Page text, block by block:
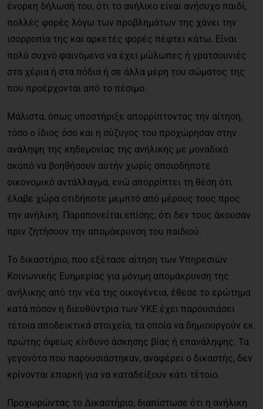
ένορκη δήλωσή του, ότι το ανήλικο είναι ανήσυχο παιδί,
πολλές φορές λόγω των προβλημάτων της χάνει την
ισορροπία της και αρκετές φορές πέφτει κάτω. Είναι
πολύ συχνό φαινόμενο να έχει μώλωπες ή γρατσουνιές
στα χέρια ή στα πόδια ή σε άλλα μέρη του σώματος της
που προέρχονται από το πέσιμο.
Μάλιστα, όπως υποστήριξε απορρίπτοντας την αίτηση,
τόσο ο ίδιος όσο και η σύζυγος του προχώρησαν στην
ανάληψη της κηδεμονίας της ανήλικης με μοναδικό
σκοπό να βοηθήσουν αυτήν χωρίς οποιοδήποτε
οικονομικό αντάλλαγμα, ενώ απορρίπτει τη θέση ότι
έλαβε χώρα οτιδήποτε μεμπτό από μέρους τους προς
την ανήλικη. Παραπονείται επίσης, ότι δεν τους άκουσαν
πριν ζητήσουν την απομάκρυνση του παιδιού.
Το δικαστήριο, που εξέτασε αίτηση των Υπηρεσιών
Κοινωνικής Ευημερίας για μόνιμη απομάκρυνση της
ανήλικης από την νέα της οικογένεια, έθεσε το ερώτημα
κατά πόσον η διευθύντρια των ΥΚΕ έχει παρουσιάσει
τέτοια αποδεικτικά στοιχεία, τα οποία να δημιουργούν εκ
πρώτης όψεως κίνδυνο άσκησης βίας ή επανάληψης. Τα
γεγονότα που παρουσιάστηκαν, αναφέρει ο δικαστής, δεν
κρίνονται επαρκή για να καταδείξουν κάτι τέτοιο.
Προχωρώντας το Δικαστήριο, διαπίστωσε ότι η ανήλικη